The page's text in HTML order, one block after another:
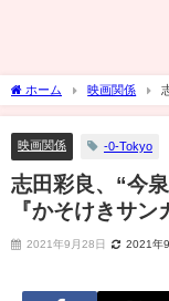
ホーム 映画関係
きサンカヨウ』完成報告会
映画関係 -0-Tokyo
志田彩良、“今
『かそけきサ
2021年9月28日 2021年